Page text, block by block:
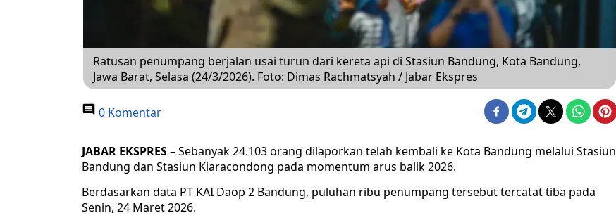
Ratusan penumpang berjalan usai turun dari kereta api di Stasiun Bandung, Kota Bandung,
Jawa Barat, Selasa (24/3/2026). Foto: Dimas Rachmatsyah / Jabar Ekspres
0 Komentar
JABAR EKSPRES– Sebanyak 24.103 orang dilaporkan telah kembali ke Kota Bandung melalui Stasiun
Bandung dan Stasiun Kiaracondong pada momentum arus balik 2026.
Berdasarkan data PT KAI Daop 2 Bandung, puluhan ribu penumpang tersebut tercatat tiba pada
Senin, 24 Maret 2026.